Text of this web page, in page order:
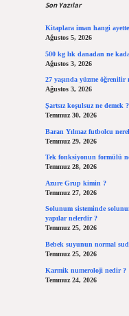
Son Yazılar
Kitaplara iman hangi
Ağustos 5, 2026
500 kg lık danadan ne
Ağustos 3, 2026
27 yaşında yüzme öğrenilir
Ağustos 3, 2026
Şartsız koşulsuz ne demek ?
Temmuz 30, 2026
Baran Yılmaz futbolcu
Temmuz 29, 2026
Tek fonksiyonun formülü
Temmuz 28, 2026
Azure Grup kimin ?
Temmuz 27, 2026
Solunum sisteminde
yapılar nelerdir ?
Temmuz 25, 2026
Bebek suyunun normal
Temmuz 25, 2026
Karmik numeroloji nedir ?
Temmuz 24, 2026